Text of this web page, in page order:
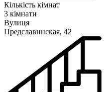
Кількість кімнат
3 кімнати
Вулиця
Предславинская, 42